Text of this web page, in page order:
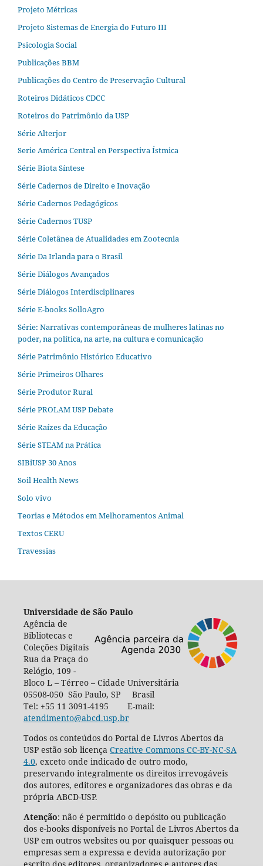
Projeto Métricas
Projeto Sistemas de Energia do Futuro III
Psicologia Social
Publicações BBM
Publicações do Centro de Preservação Cultural
Roteiros Didáticos CDCC
Roteiros do Patrimônio da USP
Série Alterjor
Serie América Central en Perspectiva Ístmica
Série Biota Síntese
Série Cadernos de Direito e Inovação
Série Cadernos Pedagógicos
Série Cadernos TUSP
Série Coletânea de Atualidades em Zootecnia
Série Da Irlanda para o Brasil
Série Diálogos Avançados
Série Diálogos Interdisciplinares
Série E-books SolloAgro
Série: Narrativas contemporâneas de mulheres latinas no
poder, na política, na arte, na cultura e comunicação
Série Patrimônio Histórico Educativo
Série Primeiros Olhares
Série Produtor Rural
Série PROLAM USP Debate
Série Raízes da Educação
Série STEAM na Prática
SIBiUSP 30 Anos
Soil Health News
Solo vivo
Teorias e Métodos em Melhoramentos Animal
Textos CERU
Travessias
Universidade de São Paulo
Agência de
Bibliotecas e
Coleções Digitais
Rua da Praça do
Relógio, 109 -
Bloco L – Térreo – Cidade Universitária
05508-050 São Paulo, SP Brasil
Tel: +55 11 3091-4195 E-mail:
atendimento@abcd.usp.br
Todos os conteúdos do Portal de Livros Abertos da
USP estão sob licença Creative Commons CC-BY-NC-SA
4.0, exceto onde indicado de outro modo,
preservando integralmente os direitos irrevogáveis
dos autores, editores e organizadores das obras e da
própria ABCD-USP.
Atenção: não é permitido o depósito ou publicação
dos e-books disponíveis no Portal de Livros Abertos da
USP em outros websites ou por quaisquer pessoas ou
empresas sem a expressa e devida autorização por